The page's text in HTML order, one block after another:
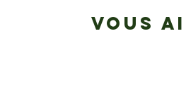
VOUS